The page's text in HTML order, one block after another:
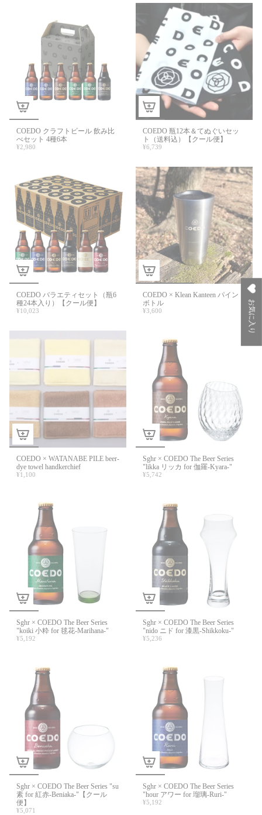
COEDO クラフトビール 飲み比
べセット 4種6本
¥2,980
COEDO 瓶12本＆てぬぐいセッ
ト（送料込）【クール便】
¥6,739
COEDO バラエティセット（瓶6
種24本入り）【クール便】
¥10,023
COEDO × Klean Kanteen パイント
ボトル
¥3,600
COEDO × WATANABE PILE beer-
dye towel handkerchief
¥1,100
Sghr × COEDO The Beer Series
"likka リッカ for 伽羅-Kyara-"
¥5,742
Sghr × COEDO The Beer Series
"koiki 小粋 for 毬花-Marihana-"
¥5,192
Sghr × COEDO The Beer Series
"nido ニド for 漆黒-Shikkoku-"
¥5,236
Sghr × COEDO The Beer Series "su
素 for 紅赤-Beniaka-"【クール
便】
¥5,071
Sghr × COEDO The Beer Series
"hour アワー for 瑠璃-Ruri-"
¥5,192
お気に入り